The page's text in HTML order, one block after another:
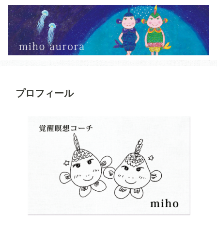
プロフィール